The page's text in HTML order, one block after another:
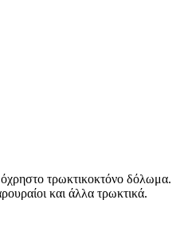
τρωκτικοκτόνο δόλωμα.
και άλλα τρωκτικά.